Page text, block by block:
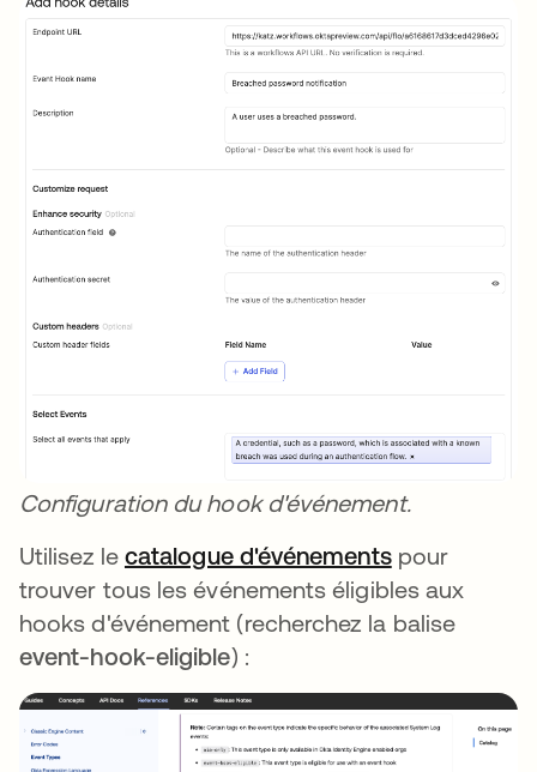
Configuration du hook d'événement.
Utilisez le catalogue d'événementss’ouvre
pour
trouver tous les événements éligibles aux
hooks d'événement (recherchez la balise
event-hook-eligible) :